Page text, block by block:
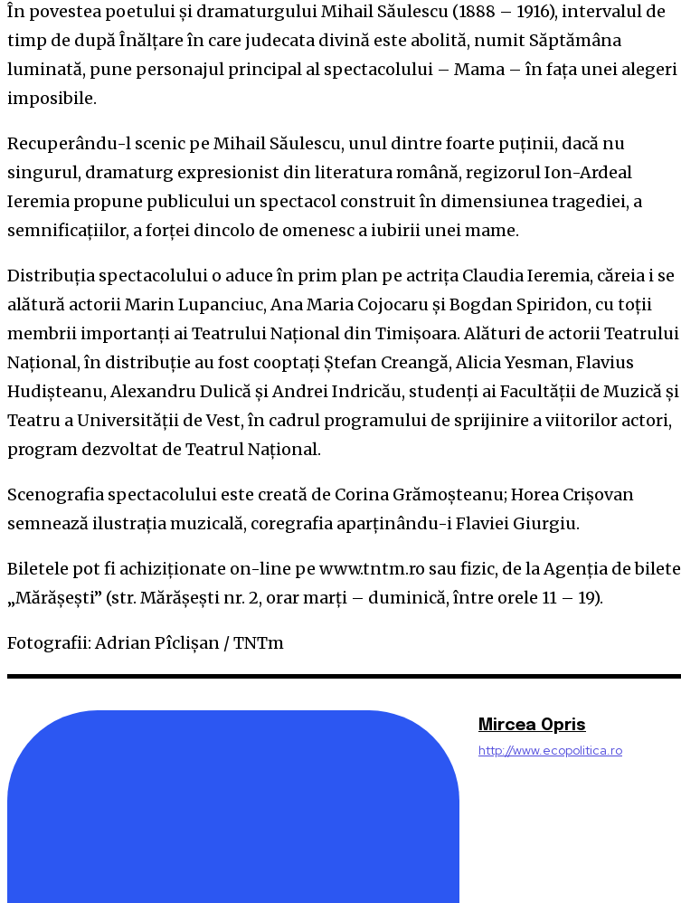
În povestea poetului și dramaturgului Mihail Săulescu (1888 – 1916), intervalul de
timp de după Înălțare în care judecata divină este abolită, numit Săptămâna
luminată, pune personajul principal al spectacolului – Mama – în fața unei alegeri
imposibile.
Recuperându-l scenic pe Mihail Săulescu, unul dintre foarte puținii, dacă nu
singurul, dramaturg expresionist din literatura română, regizorul Ion-Ardeal
Ieremia propune publicului un spectacol construit în dimensiunea tragediei, a
semnificațiilor, a forței dincolo de omenesc a iubirii unei mame.
Distribuția spectacolului o aduce în prim plan pe actrița Claudia Ieremia, căreia i se
alătură actorii Marin Lupanciuc, Ana Maria Cojocaru și Bogdan Spiridon, cu toții
membrii importanți ai Teatrului Național din Timișoara. Alături de actorii Teatrului
Național, în distribuție au fost cooptați Ștefan Creangă, Alicia Yesman, Flavius
Hudișteanu, Alexandru Dulică și Andrei Indricău, studenți ai Facultății de Muzică și
Teatru a Universității de Vest, în cadrul programului de sprijinire a viitorilor actori,
program dezvoltat de Teatrul Național.
Scenografia spectacolului este creată de Corina Grămoșteanu; Horea Crișovan
semnează ilustrația muzicală, coregrafia aparținându-i Flaviei Giurgiu.
Biletele pot fi achiziționate on-line pe www.tntm.ro sau fizic, de la Agenția de bilete
„Mărășești” (str. Mărășești nr. 2, orar marți – duminică, între orele 11 – 19).
Fotografii: Adrian Pîclișan / TNTm
Mircea Opris
http://www.ecopolitica.ro